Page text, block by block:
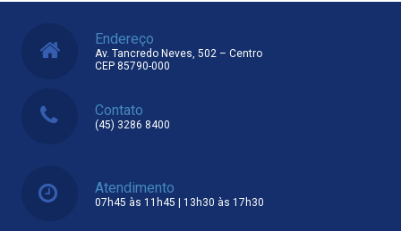
Endereço
Av. Tancredo Neves, 502 – Centro
CEP 85790-000
Contato
(45) 3286 8400
Atendimento
07h45 às 11h45 | 13h30 às 17h30